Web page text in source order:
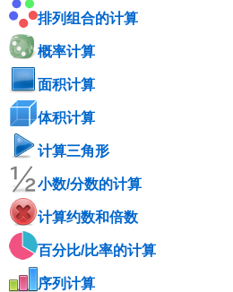
排列组合的计算
概率计算
面积计算
体积计算
计算三角形
小数/分数的计算
计算约数和倍数
百分比/比率的计算
序列计算